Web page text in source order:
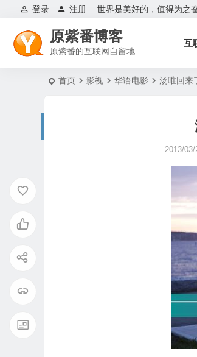
世界是美好的，值得为之
登录 注册
原紫番博客
原紫番的互联网自留地
互
首页 影视 华语电影 汤唯回来
2013/